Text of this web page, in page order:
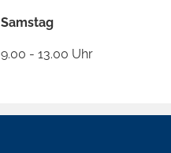
Samstag
9.00 - 13.00 Uhr